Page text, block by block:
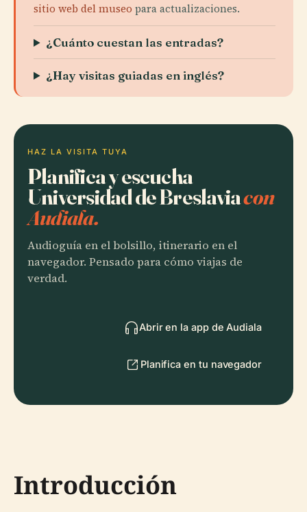
sitio web del museo para actualizaciones.
¿Cuánto cuestan las entradas?
¿Hay visitas guiadas en inglés?
HAZ LA VISITA TUYA
Planifica y escucha
Universidad de Breslaviacon
Audiala.
Audioguía en el bolsillo, itinerario en el
navegador. Pensado para cómo viajas de
verdad.
Abrir en la app de Audiala
Planifica en tu navegador
Introducción